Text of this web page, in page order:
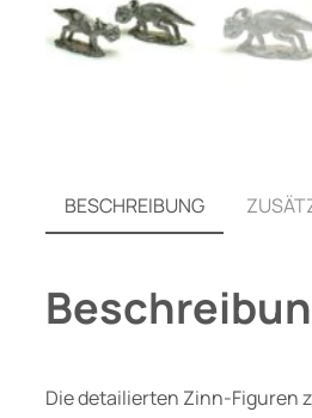
BESCHREIBUNG
Die detailierten Zinn-Figuren